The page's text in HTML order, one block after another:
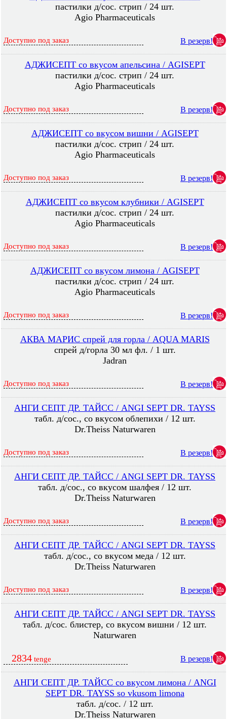
пастилки д/сос. стрип / 24 шт.
Agio Pharmaceuticals
Доступно под заказ В резерв!
АДЖИСЕПТ со вкусом апельсина / AGISEPT
пастилки д/сос. стрип / 24 шт.
Agio Pharmaceuticals
Доступно под заказ В резерв!
АДЖИСЕПТ со вкусом вишни / AGISEPT
пастилки д/сос. стрип / 24 шт.
Agio Pharmaceuticals
Доступно под заказ В резерв!
АДЖИСЕПТ со вкусом клубники / AGISEPT
пастилки д/сос. стрип / 24 шт.
Agio Pharmaceuticals
Доступно под заказ В резерв!
АДЖИСЕПТ со вкусом лимона / AGISEPT
пастилки д/сос. стрип / 24 шт.
Agio Pharmaceuticals
Доступно под заказ В резерв!
АКВА МАРИС спрей для горла / AQUA MARIS
спрей д/горла 30 мл фл. / 1 шт.
Jadran
Доступно под заказ В резерв!
АНГИ СЕПТ ДР. ТАЙСС / ANGI SEPT DR. TAYSS
табл. д/сос., со вкусом облепихи / 12 шт.
Dr.Theiss Naturwaren
Доступно под заказ В резерв!
АНГИ СЕПТ ДР. ТАЙСС / ANGI SEPT DR. TAYSS
табл. д/сос., со вкусом шалфея / 12 шт.
Dr.Theiss Naturwaren
Доступно под заказ В резерв!
АНГИ СЕПТ ДР. ТАЙСС / ANGI SEPT DR. TAYSS
табл. д/сос., со вкусом меда / 12 шт.
Dr.Theiss Naturwaren
Доступно под заказ В резерв!
АНГИ СЕПТ ДР. ТАЙСС / ANGI SEPT DR. TAYSS
табл. д/сос. блистер, со вкусом вишни / 12 шт.
Naturwaren
2834 tenge В резерв!
АНГИ СЕПТ ДР. ТАЙСС со вкусом лимона / ANGI
SEPT DR. TAYSS so vkusom limona
табл. д/сос. / 12 шт.
Dr.Theiss Naturwaren